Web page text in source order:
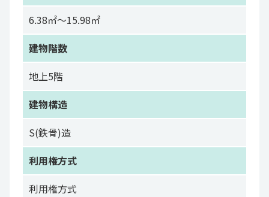
6.38㎡～15.98㎡
建物階数
地上5階
建物構造
S(鉄骨)造
利用権方式
利用権方式